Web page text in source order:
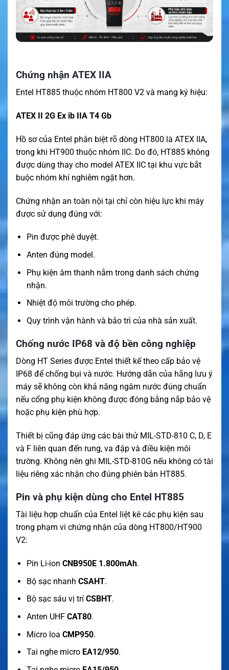
Chứng nhận ATEX IIA
Entel HT885 thuộc nhóm HT800 V2 và mang ký hiệu:
ATEX II 2G Ex ib IIA T4 Gb
Hồ sơ của Entel phân biệt rõ dòng HT800 là ATEX IIA,
trong khi HT900 thuộc nhóm IIC. Do đó, HT885 không
được dùng thay cho model ATEX IIC tại khu vực bắt
buộc nhóm khí nghiêm ngặt hơn.
Chứng nhận an toàn nội tại chỉ còn hiệu lực khi máy
được sử dụng đúng với:
Pin được phê duyệt.
Anten đúng model.
Phụ kiện âm thanh nằm trong danh sách chứng
nhận.
Nhiệt độ môi trường cho phép.
Quy trình vận hành và bảo trì của nhà sản xuất.
Chống nước IP68 và độ bền công nghiệp
Dòng HT Series được Entel thiết kế theo cấp bảo vệ
IP68 để chống bụi và nước. Hướng dẫn của hãng lưu ý
máy sẽ không còn khả năng ngâm nước đúng chuẩn
nếu cổng phụ kiện không được đóng bằng nắp bảo vệ
hoặc phụ kiện phù hợp.
Thiết bị cũng đáp ứng các bài thử MIL-STD-810 C, D, E
và F liên quan đến rung, va đập và điều kiện môi
trường. Không nên ghi MIL-STD-810G nếu không có tài
liệu riêng xác nhận cho đúng phiên bản HT885.
Pin và phụ kiện dùng cho Entel HT885
Tài liệu hợp chuẩn của Entel liệt kê các phụ kiện sau
trong phạm vi chứng nhận của dòng HT800/HT900
V2:
Pin Li-ion CNB950E 1.800mAh.
Bộ sạc nhanh CSAHT.
Bộ sạc sáu vị trí CSBHT.
Anten UHF CAT80.
Micro loa CMP950.
Tai nghe micro EA12/950.